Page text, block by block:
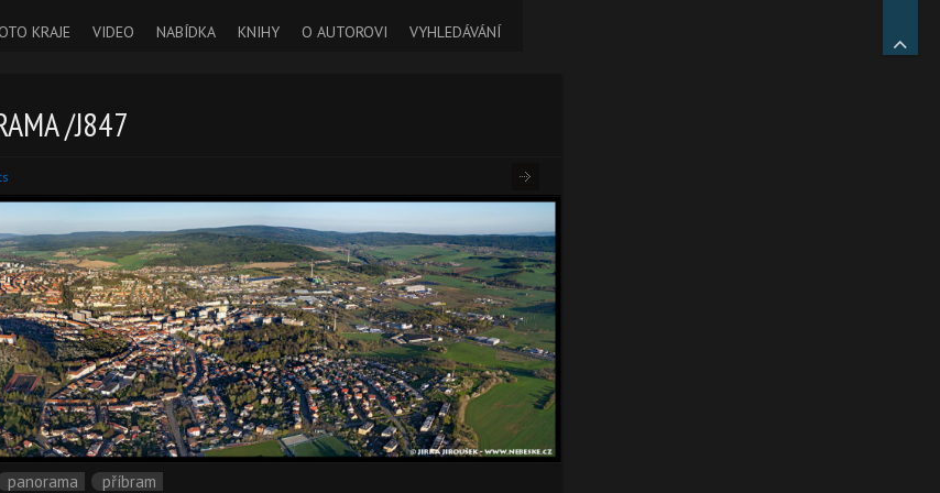
KRAJE VIDEO NABÍDKA KNIHY O AUTOROVI VYHLEDÁVÁNÍ
/J847
panorama příbram